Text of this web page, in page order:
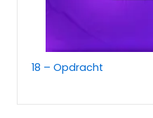
18 – Opdracht